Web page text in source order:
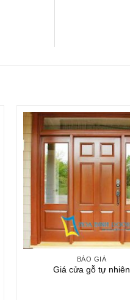
BÁO GIÁ
Giá cửa gỗ tự nhiên